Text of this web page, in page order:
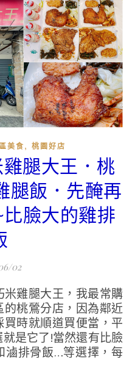
美食 , 桃園好店
腿大王．桃
腿飯．先醃再
臉大的雞排
02
桃鶯分店，因為鄰近
時就順道買便當，平
是它了!當然還有比臉
滷排骨飯…等選擇，每